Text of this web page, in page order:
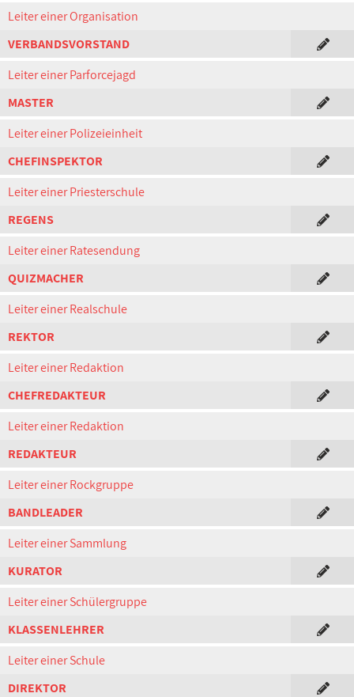
Leiter einer Organisation
VERBANDSVORSTAND
Leiter einer Parforcejagd
MASTER
Leiter einer Polizeieinheit
CHEFINSPEKTOR
Leiter einer Priesterschule
REGENS
Leiter einer Ratesendung
QUIZMACHER
Leiter einer Realschule
REKTOR
Leiter einer Redaktion
CHEFREDAKTEUR
Leiter einer Redaktion
REDAKTEUR
Leiter einer Rockgruppe
BANDLEADER
Leiter einer Sammlung
KURATOR
Leiter einer Schülergruppe
KLASSENLEHRER
Leiter einer Schule
DIREKTOR